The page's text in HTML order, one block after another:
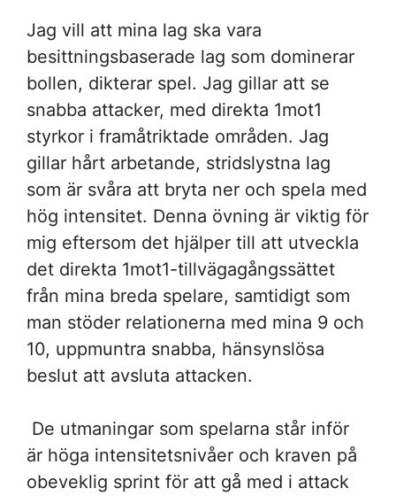
Jag vill att mina lag ska vara
besittningsbaserade lag som dominerar
bollen, dikterar spel. Jag gillar att se
snabba attacker, med direkta 1mot1
styrkor i framåtriktade områden. Jag
gillar hårt arbetande, stridslystna lag
som är svåra att bryta ner och spela med
hög intensitet. Denna övning är viktig för
mig eftersom det hjälper till att utveckla
det direkta 1mot1-tillvägagångssättet
från mina breda spelare, samtidigt som
man stöder relationerna med mina 9 och
10, uppmuntra snabba, hänsynslösa
beslut att avsluta attacken.
De utmaningar som spelarna står inför
är höga intensitetsnivåer och kraven på
obeveklig sprint för att gå med i attack